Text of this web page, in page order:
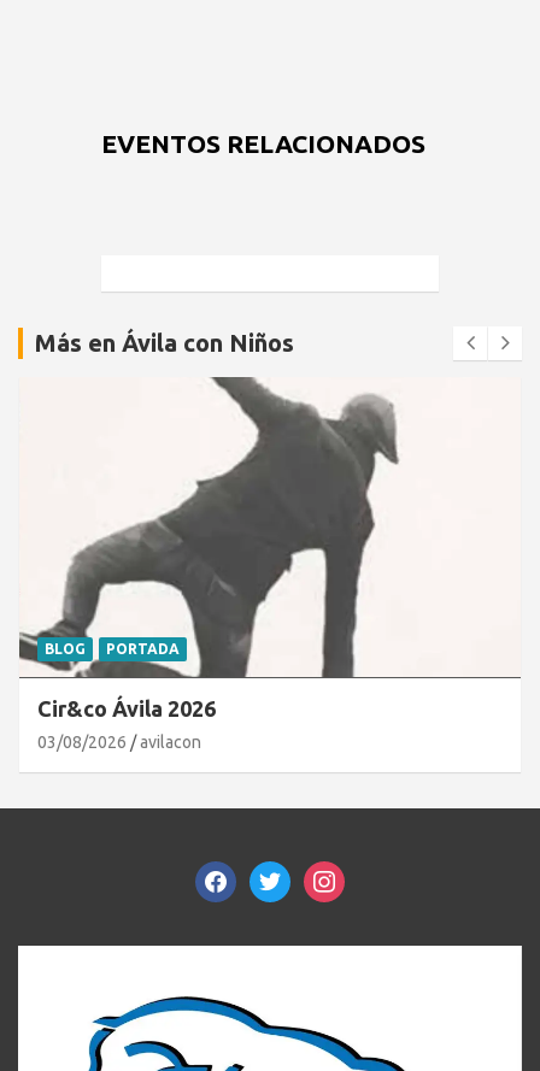
EVENTOS RELACIONADOS
Más en Ávila con Niños
BLOG PORTADA
Cir&co Ávila 2026
03/08/2026 avilacon
facebooktwitterinstagram